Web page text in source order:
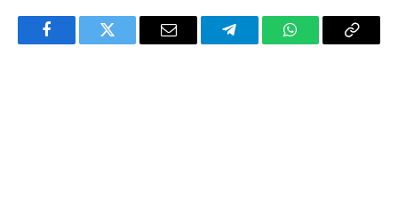
FacebookTwitter Email TelegramWhatsAppCopy